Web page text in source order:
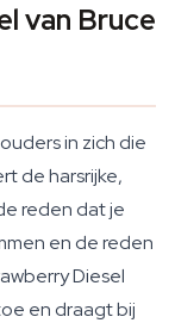
van Bruce
in zich die
de harsrijke,
reden dat je
en de reden
Diesel
en draagt bij